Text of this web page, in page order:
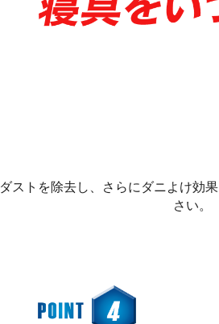
ストを除去し、さらにダニよけ効
さい。